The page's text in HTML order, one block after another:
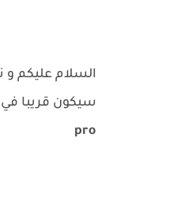
السلام عليكم
سيكون قريبا
pro